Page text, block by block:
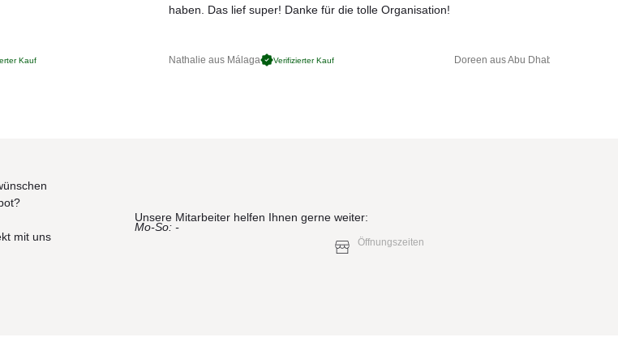
Kauf
haben. Das lief super! Danke für die tolle Organisation!
Nathalie aus Málaga Verifizierter Kauf Doreen aus Abu Dhabi
mit uns
Unsere Mitarbeiter helfen Ihnen gerne weiter:
Mo-So: -
Öffnungszeiten